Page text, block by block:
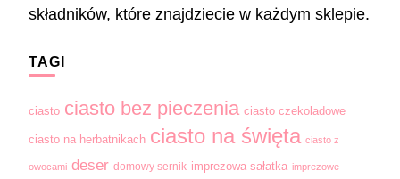
składników, które znajdziecie w każdym sklepie.
TAGI
ciasto ciasto bez pieczenia ciasto czekoladowe
ciasto na herbatnikach ciasto na święta ciasto z
owocami deser domowy sernik imprezowa sałatka imprezowe